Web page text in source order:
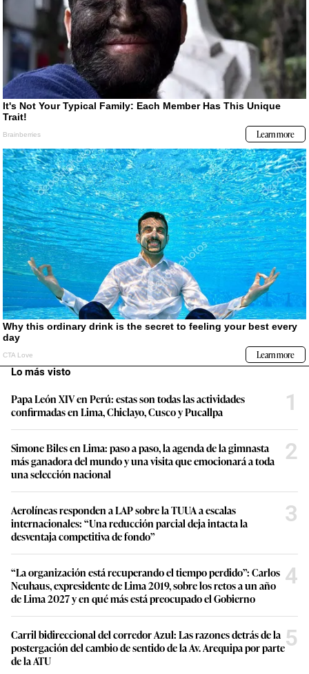
Lo más visto
Papa León XIV en Perú: estas son todas las actividades
confirmadas en Lima, Chiclayo, Cusco y Pucallpa
1
Simone Biles en Lima: paso a paso, la agenda de la gimnasta
más ganadora del mundo y una visita que emocionará a toda
una selección nacional
2
Aerolíneas responden a LAP sobre la TUUA a escalas
internacionales: “Una reducción parcial deja intacta la
desventaja competitiva de fondo”
3
“La organización está recuperando el tiempo perdido”: Carlos
Neuhaus, expresidente de Lima 2019, sobre los retos a un año
de Lima 2027 y en qué más está preocupado el Gobierno
4
Carril bidireccional del corredor Azul: Las razones detrás de la
postergación del cambio de sentido de la Av. Arequipa por parte
de la ATU
5